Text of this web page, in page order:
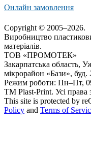
Онлайн замовлення
Copyright © 2005–2026.
Виробництво
матеріалів.
ТОВ «ПРОМОТЕК»
Закарпатська область,
мікрорайон «Бази», буд.
Режим роботи: Пн–Пт,
ТМ Plast-Print. Усі права
This site is protected by
Policy and Terms of